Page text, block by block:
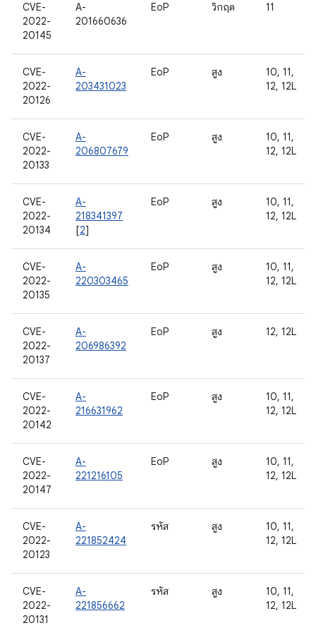
CVE-
2022-
20145
A-
201660636
EoP วิกฤต 11
CVE-
2022-
20126
A-
203431023
EoP สูง
10, 11,
12, 12L
CVE-
2022-
20133
A-
206807679
EoP สูง
10, 11,
12, 12L
CVE-
2022-
20134
A-
218341397
[2]
EoP สูง
10, 11,
12, 12L
CVE-
2022-
20135
A-
220303465
EoP สูง
10, 11,
12, 12L
CVE-
2022-
20137
A-
206986392
EoP สูง 12, 12L
CVE-
2022-
20142
A-
216631962
EoP สูง
10, 11,
12, 12L
CVE-
2022-
20147
A-
221216105
EoP สูง
10, 11,
12, 12L
CVE-
2022-
20123
A-
221852424
รหัส สูง
10, 11,
12, 12L
CVE-
2022-
20131
A-
221856662
รหัส สูง
10, 11,
12, 12L